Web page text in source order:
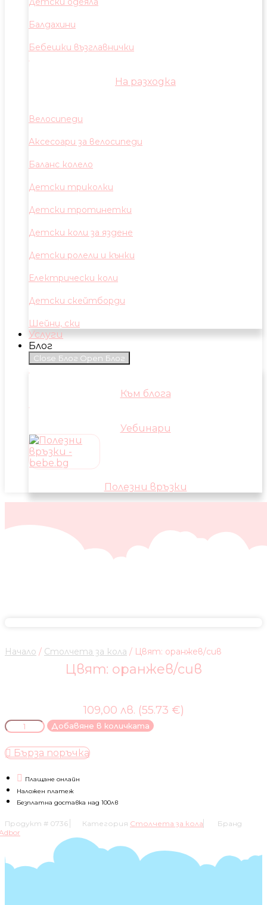
Балдахини
Бебешки възглавнички
На разходка
Велосипеди
Аксесоари за велосипеди
Баланс колело
Детски триколки
Детски тротинетки
Детски коли за яздене
Детски ролели и кънки
Електрически коли
Детски скейтборди
Шейни, ски
Услуги
Блог
Close Блог Open Блог
Към блога
Уебинари
Полезни връзки
Начало / Столчета за кола / Цвят: оранжев/сив
Цвят: оранжев/сив
109,00 лв. (55.73 €)
количество
за
Цвят:
оранжев/
Добавяне в количката
Бърза поръчка
Плащане онлайн
Наложен платеж
Безплатна доставка над 100лв
Продукт # 0736 Категория Столчета за кола
Бранд